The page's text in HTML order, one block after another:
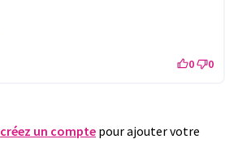
0 0
créez un compte pour ajouter votre